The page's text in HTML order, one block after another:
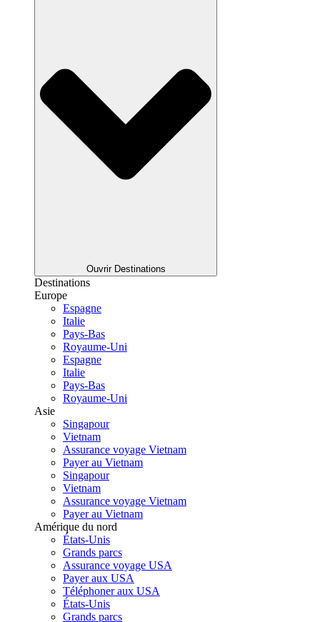
Ouvrir Destinations
Destinations
Europe
Espagne
Italie
Pays-Bas
Royaume-Uni
Espagne
Italie
Pays-Bas
Royaume-Uni
Asie
Singapour
Vietnam
Assurance voyage Vietnam
Payer au Vietnam
Singapour
Vietnam
Assurance voyage Vietnam
Payer au Vietnam
Amérique du nord
États-Unis
Grands parcs
Assurance voyage USA
Payer aux USA
Téléphoner aux USA
États-Unis
Grands parcs